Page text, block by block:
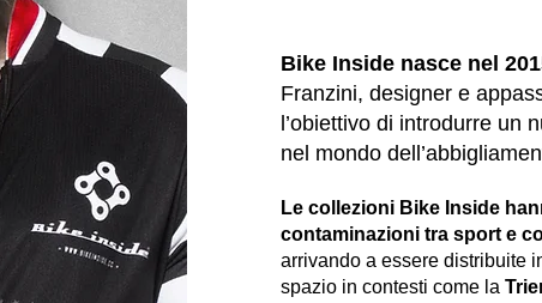
Bike Inside nasce nel
Franzini, designer e
l’obiettivo di introdurre un
nel mondo
Le collezioni Bike Inside
contaminazioni tra sport e
arrivando a essere distribuite
spazio in contesti come la